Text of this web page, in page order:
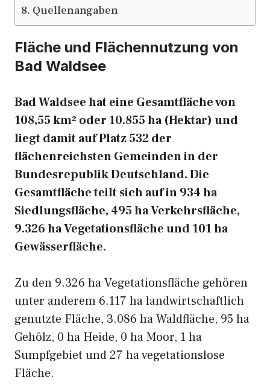
Quellenangaben
Fläche und Flächennutzung von
Bad Waldsee
Bad Waldsee hat eine Gesamtfläche von
108,55 km² oder 10.855 ha (Hektar) und
liegt damit auf Platz 532 der
flächenreichsten Gemeinden in der
Bundesrepublik Deutschland. Die
Gesamtfläche teilt sich auf in 934 ha
Siedlungsfläche, 495 ha Verkehrsfläche,
9.326 ha Vegetationsfläche und 101 ha
Gewässerfläche.
Zu den 9.326 ha Vegetationsfläche gehören
unter anderem 6.117 ha landwirtschaftlich
genutzte Fläche, 3.086 ha Waldfläche, 95 ha
Gehölz, 0 ha Heide, 0 ha Moor, 1 ha
Sumpfgebiet und 27 ha vegetationslose
Fläche.